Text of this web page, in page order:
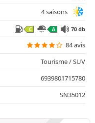
4 saisons
C A 70 db
84 avis
Tourisme / SUV
6939801715780
SN35012